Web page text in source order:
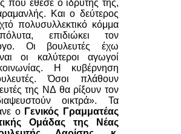
που έθεσε ο ιδρυτής της,
Και ο δεύτερος
πολυσυλλεκτικό κόμμα
επιδιώκει τον
Οι βουλευτές έχω
οι καλύτεροι αγωγοί
Η κυβέρνηση
Όσοι πλάθουν
της ΝΔ θα ρίξουν τον
οικτρά». Τα
ο Γενικός Γραμματέας
Ομάδας της Νέας